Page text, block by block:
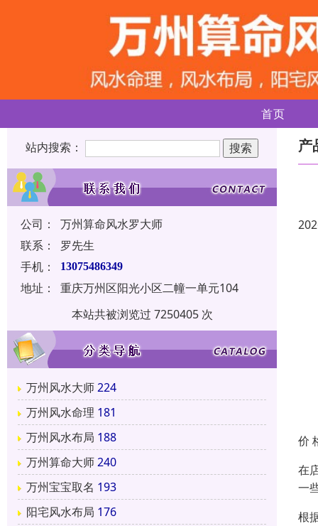
首页
站内搜索：
公司：
万州算命风水罗大师
联系：
罗先生
手机：
13075486349
地址：
重庆万州区阳光小区二幢一单元104
本站共被浏览过 7250405 次
万州风水大师224
万州风水命理 181
万州风水布局 188
万州算命大师240
万州宝宝取名 193
阳宅风水布局 176
产
价
在
一
根